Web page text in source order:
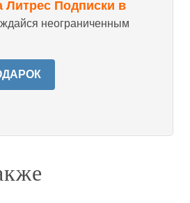
Литрес Подписки в
неограниченным